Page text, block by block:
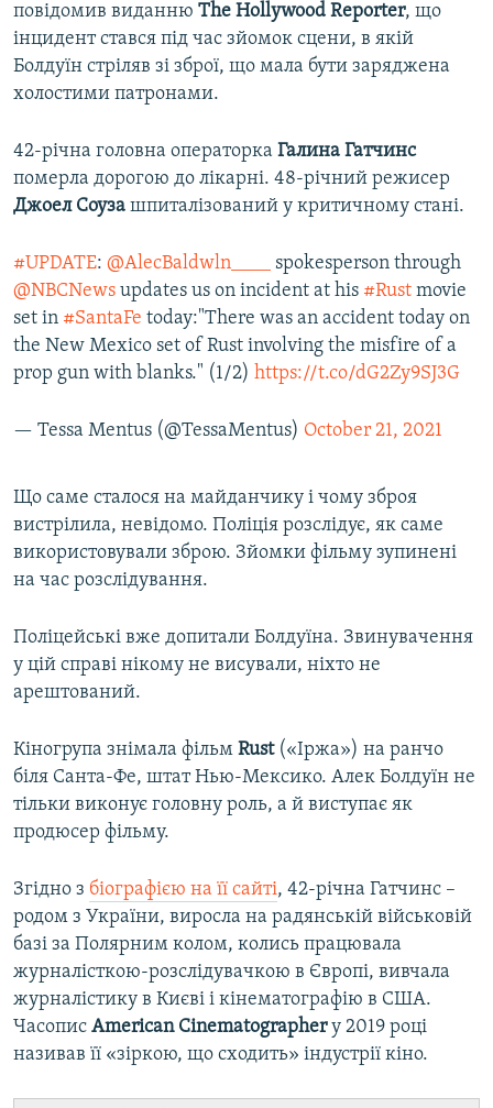
повідомив виданню The Hollywood Reporter, що
інцидент стався під час зйомок сцени, в якій
Болдуїн стріляв зі зброї, що мала бути заряджена
холостими патронами.
42-річна головна операторка Галина Гатчинс
померла дорогою до лікарні. 48-річний режисер
Джоел Соуза шпиталізований у критичному стані.
#UPDATE: @AlecBaldwln____
spokesperson through
@NBCNews updates us on incident at his #Rust movie
set in #SantaFe today:"There was an accident today on
the New Mexico set of Rust involving the misfire of a
prop gun with blanks." (1/2) https://t.co/dG2Zy9SJ3G
— Tessa Mentus (@TessaMentus) October 21, 2021
Що саме сталося на майданчику і чому зброя
вистрілила, невідомо. Поліція розслідує, як саме
використовували зброю. Зйомки фільму зупинені
на час розслідування.
Поліцейські вже допитали Болдуїна. Звинувачення
у цій справі нікому не висували, ніхто не
арештований.
Кіногрупа знімала фільм Rust(«Іржа») на ранчо
біля Санта-Фе, штат Нью-Мексико. Алек Болдуїн не
тільки виконує головну роль, а й виступає як
продюсер фільму.
Згідно з біографією на її сайті, 42-річна Гатчинс –
родом з України, виросла на радянській військовій
базі за Полярним колом, колись працювала
журналісткою-розслідувачкою в Європі, вивчала
журналістику в Києві і кінематографію в США.
Часопис American Cinematographerу 2019 році
називав її «зіркою, що сходить» індустрії кіно.